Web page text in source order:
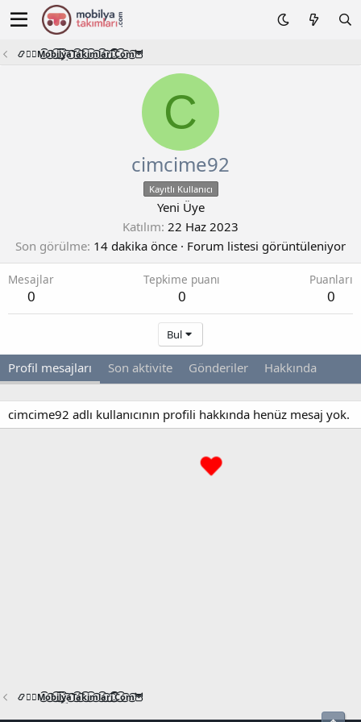
📿🧙‍♂️M͜͡o͜͡b͜͡i͜͡l͜͡y͜͡a͜͡T͜͡a͜͡k͜͡i͜͡m͜͡l͜͡a͜͡r͜͡i͜͡.͜͡C͜͡o͜͡m͜͡🦉
C
cimcime92
Kayıtlı Kullanıcı
Yeni Üye
Katılım 22 Haz 2023
Son görülme 14 dakika önce · Forum listesi görüntüleniyor
Mesajlar
0
Tepkime puanı
0
Puanları
0
Bul
Profil mesajları Son aktivite Gönderiler Hakkında
cimcime92 adlı kullanıcının profili hakkında henüz mesaj yok.
📿🧙‍♂️M͜͡o͜͡b͜͡i͜͡l͜͡y͜͡a͜͡T͜͡a͜͡k͜͡i͜͡m͜͡l͜͡a͜͡r͜͡i͜͡.͜͡C͜͡o͜͡m͜͡🦉